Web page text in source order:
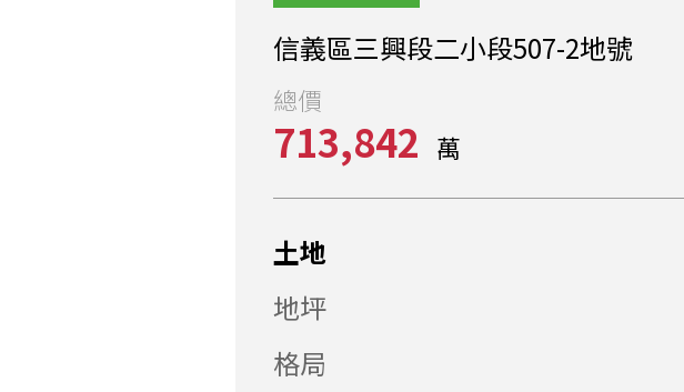
信義區三興段二小段507-2地號
總價
713,842 萬
土地
地坪
格局